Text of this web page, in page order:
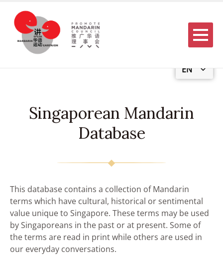
EN
Menu
Singaporean Mandarin
Database
This database contains a collection of Mandarin
terms which have cultural, historical or sentimental
value unique to Singapore. These terms may be used
by Singaporeans in the past or at present. Some of
the terms are read in print while others are used in
our everyday conversations.